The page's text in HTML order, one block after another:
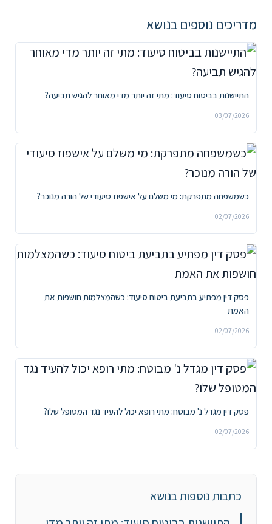
מדריכים נוספים בנושא
התיישנות בביטוח סיעוד: מתי זה יותר מדי מאוחר להגיש תביעה?
03/07/2026
כשמשפחה מתפרקת: מי משלם על אישפוז סיעודי של הורה מנוכר?
02/07/2026
פסק דין מפתיע בתביעת ביטוח סיעוד: כשהמצלמות חושפות את
האמת
02/07/2026
פסק דין מגדל נ' מבוטח: מתי רופא יכול להעיד נגד המטופל שלו?
02/07/2026
כתבות נוספות בנושא